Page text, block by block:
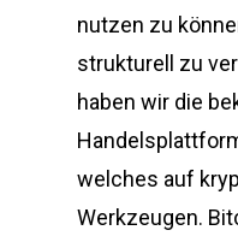
nutzen zu
strukturell zu
haben wir die
welches auf
Werkzeugen.